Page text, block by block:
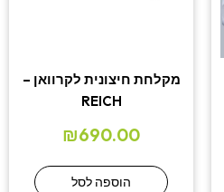
מקלחת חיצונית לקרוואן –
REICH
₪690.00
הוספה לסל